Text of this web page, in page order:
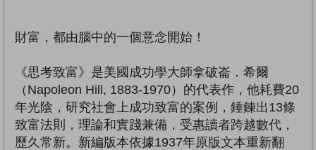
財富，都由腦中的一個意念開始！
《思考致富》是美國成功學大師拿破崙．希爾
（Napoleon Hill, 1883-1970）的代表作，他耗費20
年光陰，研究社會上成功致富的案例，錘鍊出13條
致富法則，理論和實踐兼備，受惠讀者跨越數代，
歷久常新。新編版本依據1937年原版文本重新翻